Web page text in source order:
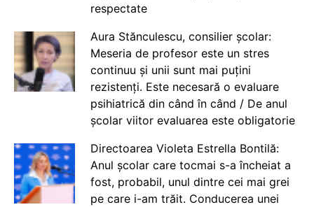
respectate
Aura Stănculescu, consilier școlar:
Meseria de profesor este un stres
continuu și unii sunt mai puțini
rezistenți. Este necesară o evaluare
psihiatrică din când în când / De anul
școlar viitor evaluarea este obligatorie
Directoarea Violeta Estrella Bontilă:
Anul școlar care tocmai s-a încheiat a
fost, probabil, unul dintre cei mai grei
pe care i-am trăit. Conducerea unei